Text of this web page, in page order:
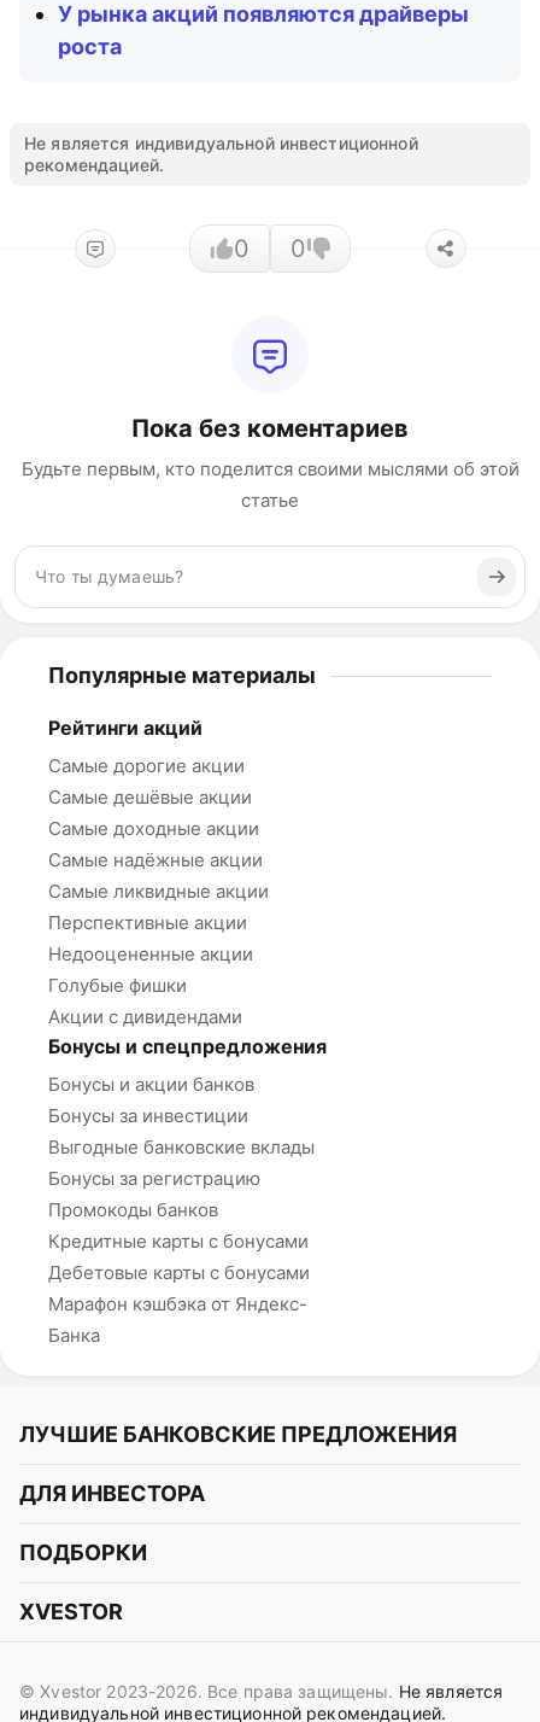
У рынка акций появляются драйверы
роста
Не является индивидуальной инвестиционной
рекомендацией.
0 0
Пока без коментариев
Будьте первым, кто поделится своими мыслями об этой
статье
Популярные материалы
Рейтинги акций
Самые дорогие акции
Самые дешёвые акции
Самые доходные акции
Самые надёжные акции
Самые ликвидные акции
Перспективные акции
Недооцененные акции
Голубые фишки
Акции с дивидендами
Бонусы и спецпредложения
Бонусы и акции банков
Бонусы за инвестиции
Выгодные банковские вклады
Бонусы за регистрацию
Промокоды банков
Кредитные карты с бонусами
Дебетовые карты с бонусами
Марафон кэшбэка от Яндекс-
Банка
ЛУЧШИЕ БАНКОВСКИЕ ПРЕДЛОЖЕНИЯ
Альфа-Банк
СБЕР
Газпромбанк
OZON Банк
ДЛЯ ИНВЕСТОРА
Курс акций
Курс облигаций
Прогнозы на криптовалюты
ПОДБОРКИ
Подборки акций
Подборки облигаций
XVESTOR
Вконтакте
© Xvestor 2023-2026. Все права защищены. Не является
индивидуальной инвестиционной рекомендацией.